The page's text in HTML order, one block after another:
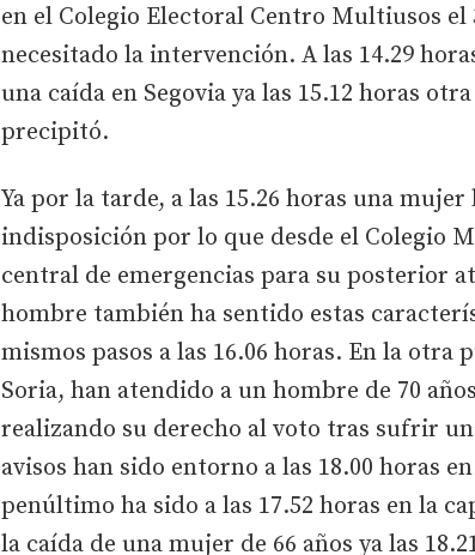
en el Colegio Electoral Centro Multiusos
necesitado la intervención. A las 14.29
una caída en Segovia ya las 15.12 horas
precipitó.
Ya por la tarde, a las 15.26 horas una
indisposición por lo que desde el Colegio
central de emergencias para su posterior
hombre también ha sentido estas
mismos pasos a las 16.06 horas. En la otra
Soria, han atendido a un hombre de 70
realizando su derecho al voto tras sufrir
avisos han sido entorno a las 18.00 horas
penúltimo ha sido a las 17.52 horas en la
la caída de una mujer de 66 años ya las